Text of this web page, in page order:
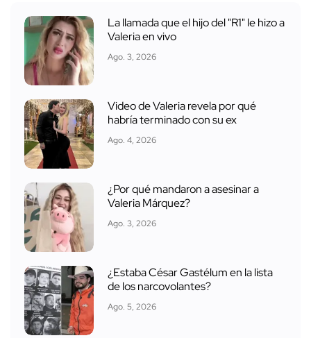
La llamada que el hijo del "R1" le hizo a
Valeria en vivo
Ago. 3, 2026
Video de Valeria revela por qué
habría terminado con su ex
Ago. 4, 2026
¿Por qué mandaron a asesinar a
Valeria Márquez?
Ago. 3, 2026
¿Estaba César Gastélum en la lista
de los narcovolantes?
Ago. 5, 2026